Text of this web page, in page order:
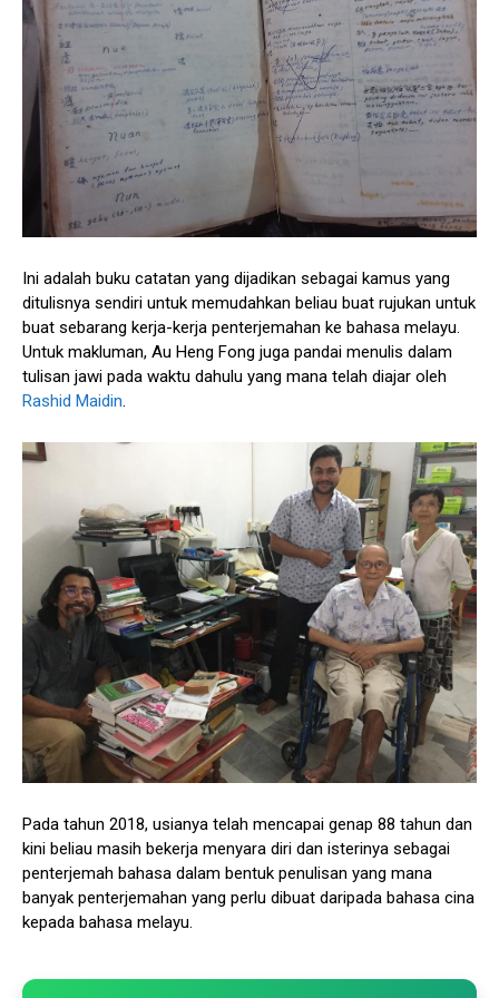
Ini adalah buku catatan yang dijadikan sebagai kamus yang
ditulisnya sendiri untuk memudahkan beliau buat rujukan untuk
buat sebarang kerja-kerja penterjemahan ke bahasa melayu.
Untuk makluman, Au Heng Fong juga pandai menulis dalam
tulisan jawi pada waktu dahulu yang mana telah diajar oleh
Rashid Maidin.
Pada tahun 2018, usianya telah mencapai genap 88 tahun dan
kini beliau masih bekerja menyara diri dan isterinya sebagai
penterjemah bahasa dalam bentuk penulisan yang mana
banyak penterjemahan yang perlu dibuat daripada bahasa cina
kepada bahasa melayu.